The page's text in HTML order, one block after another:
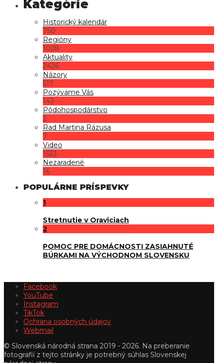
Historický kalendár
750
Regióny
1028
Aktuality
2426
Názory
517
Pozývame Vás
143
Pôdohospodárstvo
2
Rad Martina Rázusa
7
Video
1533
Nezaradené
16
POPULÁRNE PRÍSPEVKY
1
Stretnutie v Oraviciach
2
POMOC PRE DOMÁCNOSTI ZASIAHNUTÉ
BÚRKAMI NA VÝCHODNOM SLOVENSKU
Facebook
YouTube
Instagram
TikTok
Ochrana osobných údajov
Webmail
© Slovenská národná strana 2019 - 2026. Na preberanie
fotografií z tejto stránky je potrebný súhlas Slovenskej